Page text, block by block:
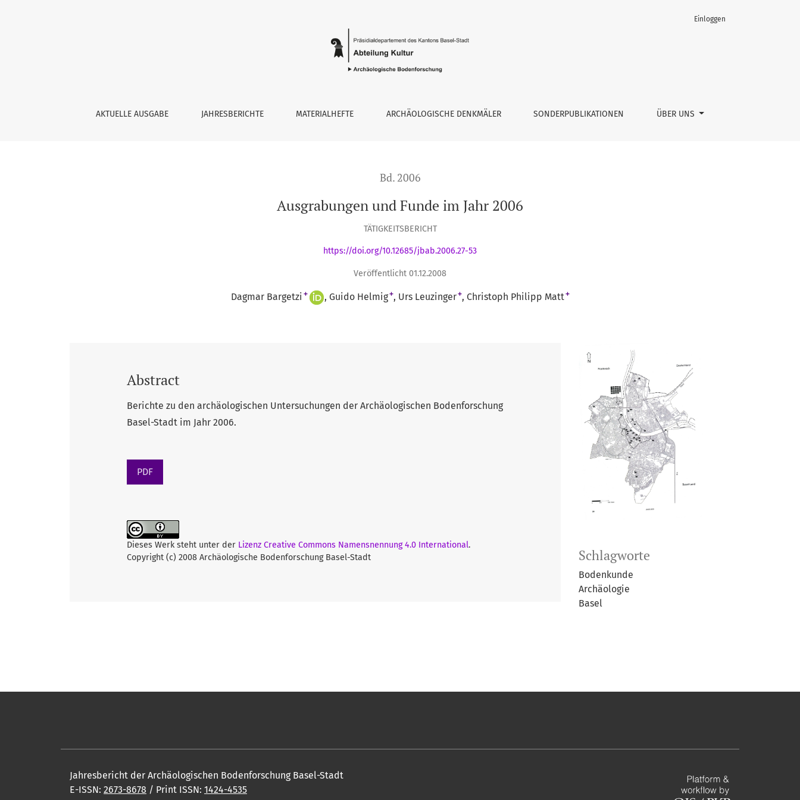
AKTUELLE AUSGABE JAHRESBERICHTE MATERIALHEFTE ARCHÄOLOGISCHE DENKMÄLER SONDERPUBLIKATIONEN ÜBER UNS
Einloggen
Bd. 2006
Ausgrabungen und Funde im Jahr 2006
TÄTIGKEITSBERICHT
https://doi.org/10.12685/jbab.2006.27-53
Veröffentlicht 01.12.2008
Dagmar Bargetzi + Guido Helmig+ Urs Leuzinger+ Christoph Philipp Matt+
Schlagworte
Bodenkunde
Archäologie
Basel
Abstract
Berichte zu den archäologischen Untersuchungen der Archäologischen Bodenforschung
Basel-Stadt im Jahr 2006.
PDF
Dieses Werk steht unter der Lizenz Creative Commons Namensnennung 4.0 International.
Copyright (c) 2008 Archäologische Bodenforschung Basel-Stadt
Jahresbericht der Archäologischen Bodenforschung Basel-Stadt
E-ISSN: 2673-8678 / Print ISSN: 1424-4535